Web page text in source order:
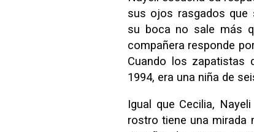
sus ojos rasgados que
su boca no sale más
compañera responde
Cuando los zapatistas
1994, era una niña de
Igual que Cecilia,
rostro tiene una mirada